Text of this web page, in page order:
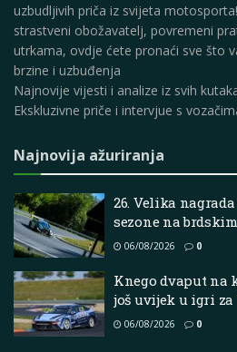
uzbudljivih priča iz svijeta
strastveni obožavatelj, povremeni
utrkama, ovdje ćete pronaći sve što
brzine i uzbuđenja
Najnovije vijesti i analize iz svih
Ekskluzivne priče i intervjue s
Najnovija ažuriranja
26. Velika
sezone na
06/08/2026 0
Knego dvaput na
još uvijek u igri za
06/08/2026 0